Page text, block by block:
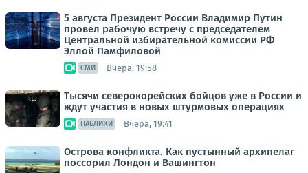
5 августа Президент России Владимир Путин
провел рабочую встречу с председателем
Центральной избирательной комиссии РФ
Эллой Памфиловой
СМИ Вчера, 19:58
Тысячи северокорейских бойцов уже в России и
ждут участия в новых штурмовых операциях
ПАБЛИКИ Вчера, 19:41
Острова конфликта. Как пустынный архипелаг
поссорил Лондон и Вашингтон